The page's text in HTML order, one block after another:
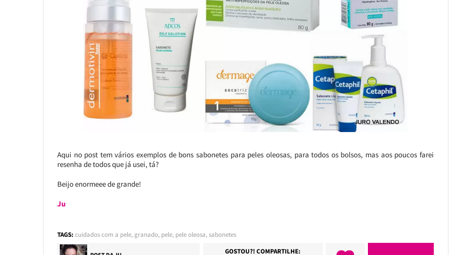
Aqui no post tem vários exemplos de bons sabonetes para peles oleosas, para todos os bolsos, mas aos poucos farei
resenha de todos que já usei, tá?
Beijo enormeee de grande!
Ju
TAGS: cuidados com a pele, granado, pele, pele oleosa,sabonetes
GOSTOU?! COMPARTILHE: